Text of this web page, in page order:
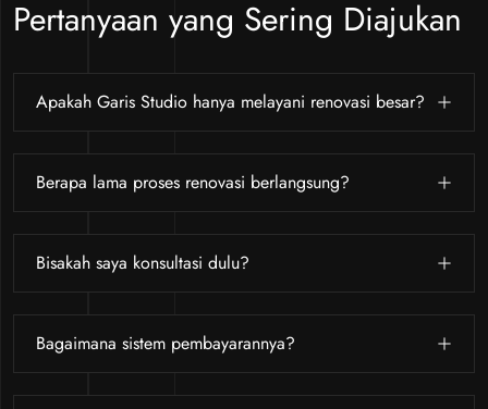
Pertanyaan yang Sering Diajukan
Apakah Garis Studio hanya melayani renovasi besar?
Berapa lama proses renovasi berlangsung?
Bisakah saya konsultasi dulu?
Bagaimana sistem pembayarannya?